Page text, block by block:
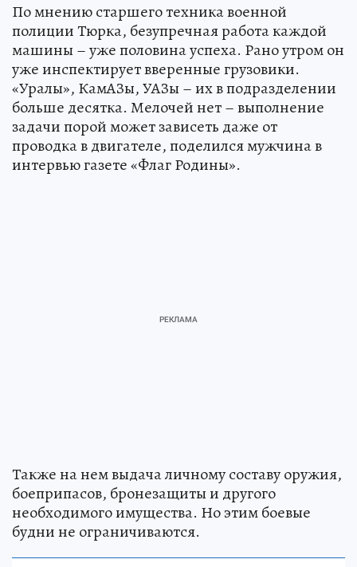
По мнению старшего техника военной
полиции Тюрка, безупречная работа каждой
машины – уже половина успеха. Рано утром он
уже инспектирует вверенные грузовики.
«Уралы», КамАЗы, УАЗы – их в подразделении
больше десятка. Мелочей нет – выполнение
задачи порой может зависеть даже от
проводка в двигателе, поделился мужчина в
интервью газете «Флаг Родины».
Также на нем выдача личному составу оружия,
боеприпасов, бронезащиты и другого
необходимого имущества. Но этим боевые
будни не ограничиваются.